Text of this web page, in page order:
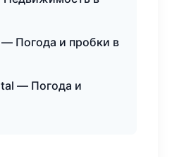
Погода и пробки в
— Погода и